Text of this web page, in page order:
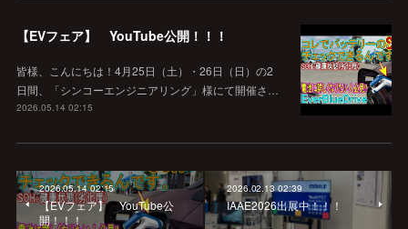
【EVフェア】 YouTube公開！！！
皆様、こんにちは！4月25日（土）・26日（日）の2
日間、「シンコーエンジニアリング」様にて開催さ…
2026.05.14 02:15
2026.05.14 02:15
【EVフェア】 YouTube公
開！！！
2026.02.13 02:39
IAAE2026出展中！！！